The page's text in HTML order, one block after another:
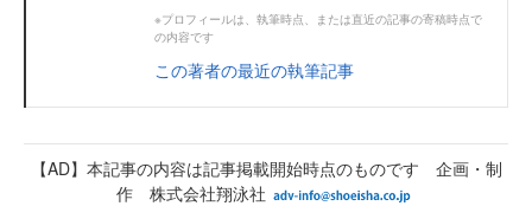
※プロフィールは、執筆時点、または直近の記事の寄稿時点で
の内容です
この著者の最近の執筆記事
【AD】本記事の内容は記事掲載開始時点のものです 企画・制
作 株式会社翔泳社